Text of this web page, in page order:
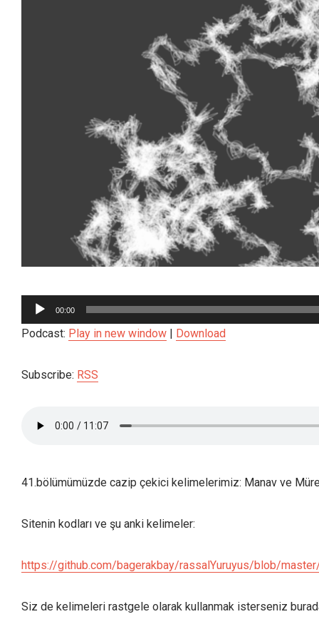
Ses
oynatıcı
00:00
Podcast: Play in new window Download
Subscribe: RSS
41.bölümümüzde cazip çekici kelimelerimiz: Manav ve
Sitenin kodları ve şu anki kelimeler:
https://github.com/bagerakbay/rassalYuruyus/blob/
Siz de kelimeleri rastgele olarak kullanmak isterseniz